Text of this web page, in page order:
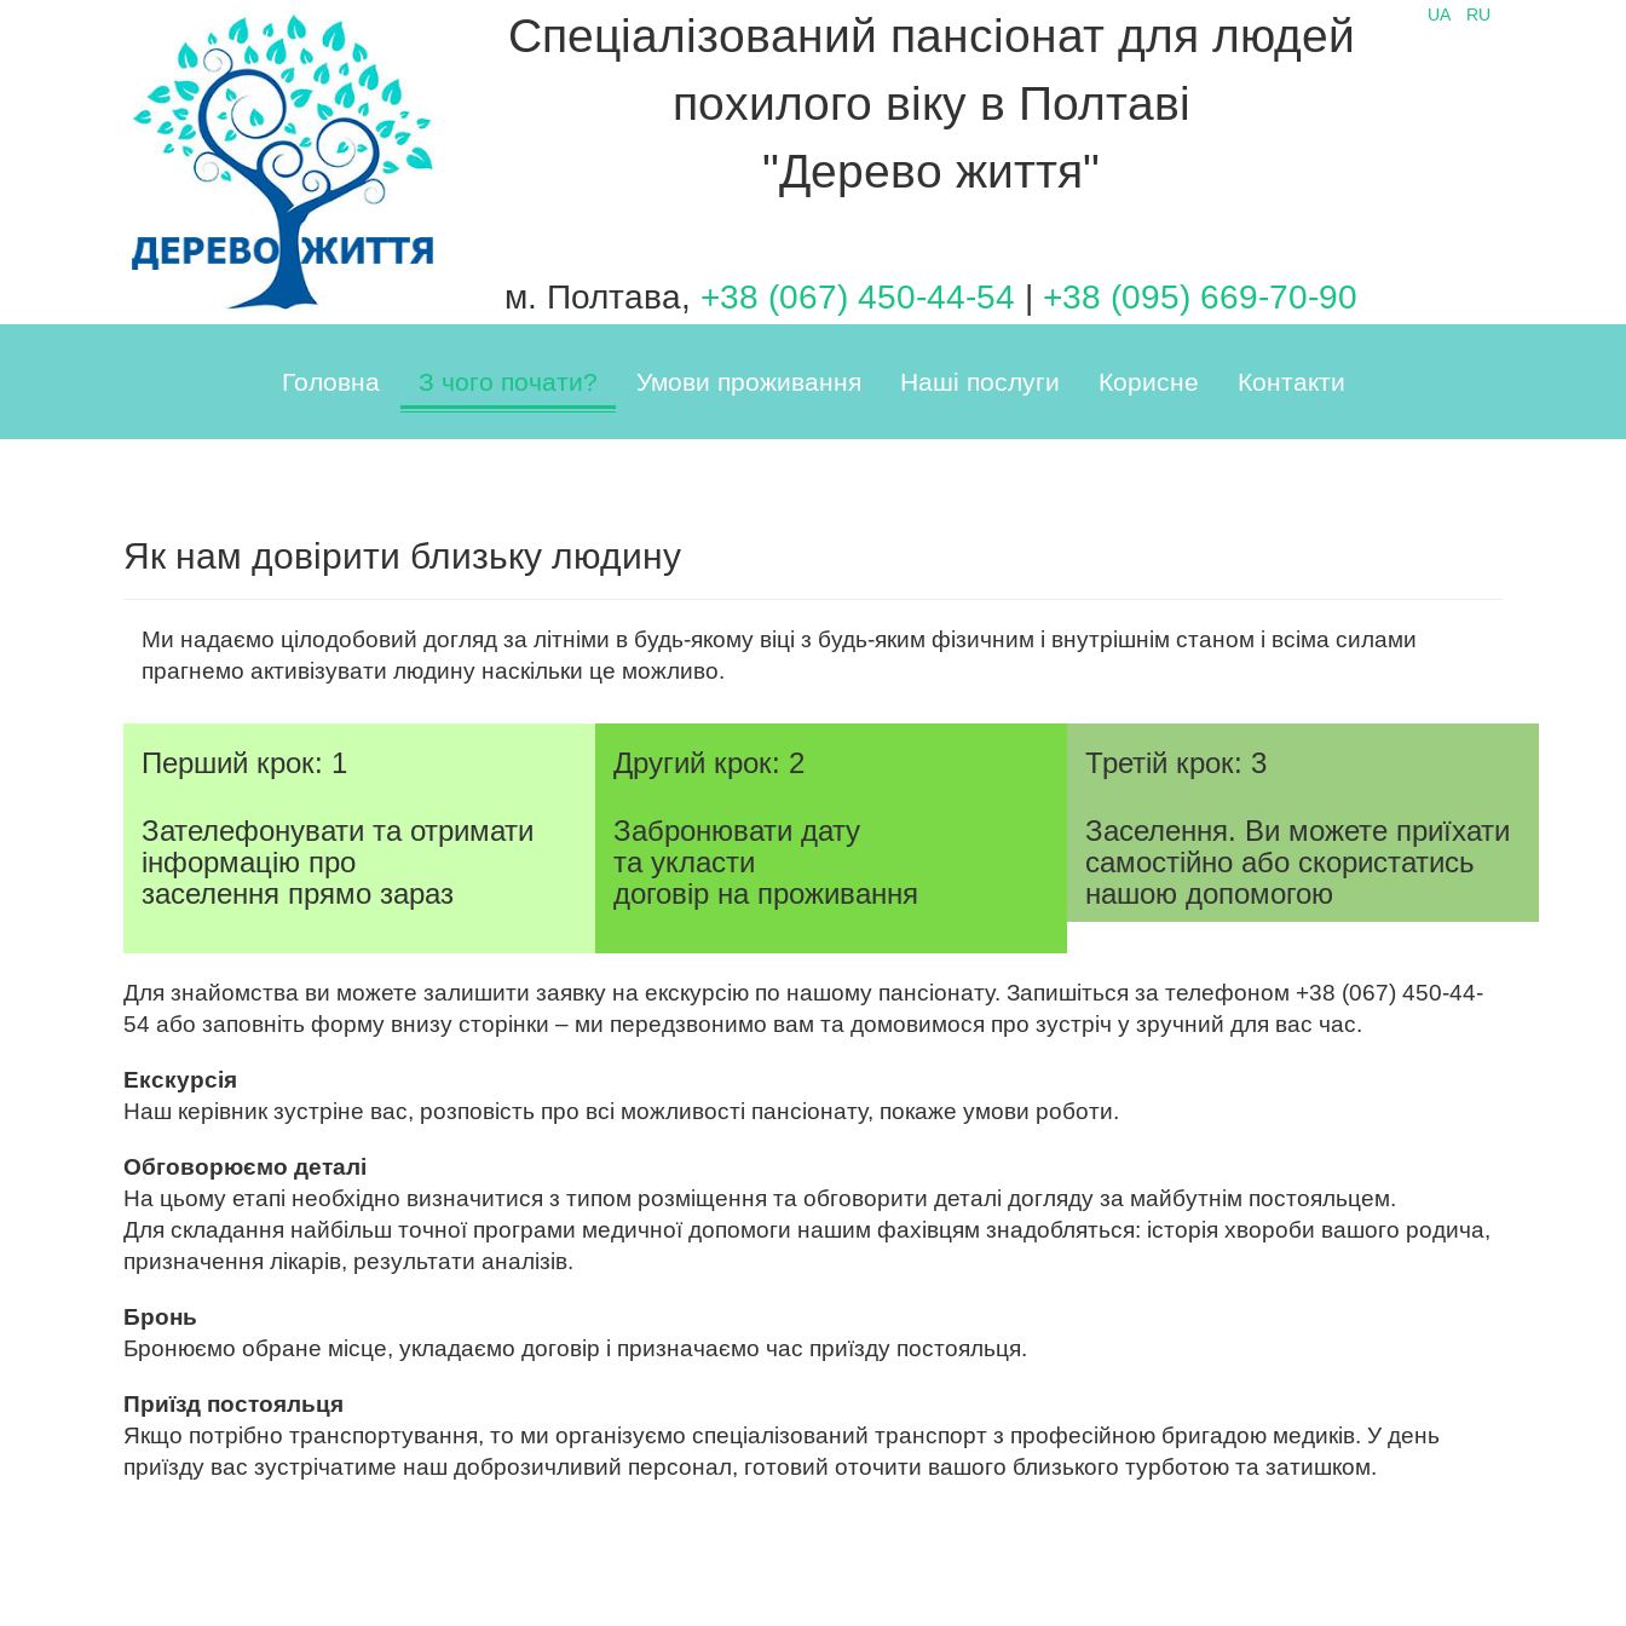
Спеціалізований пансіонат для людей
похилого віку в Полтаві
"Дерево життя"
м. Полтава, +38 (067) 450-44-54 | +38 (095) 669-70-90
UA RU
Головна З чого почати? Умови проживання Наші послуги Корисне Контакти
Як нам довірити близьку людину
Ми надаємо цілодобовий догляд за літніми в будь-якому віці з будь-яким фізичним і внутрішнім станом і всіма силами
прагнемо активізувати людину наскільки це можливо.
Перший крок: 1
Зателефонувати та отримати
інформацію про
заселення прямо зараз
Другий крок: 2
Забронювати дату
та укласти
договір на проживання
Третій крок: 3
Заселення. Ви можете приїхати
самостійно або скористатись
нашою допомогою
Для знайомства ви можете залишити заявку на екскурсію по нашому пансіонату. Запишіться за телефоном +38 (067) 450-44-
54 або заповніть форму внизу сторінки – ми передзвонимо вам та домовимося про зустріч у зручний для вас час.
Екскурсія
Наш керівник зустріне вас, розповість про всі можливості пансіонату, покаже умови роботи.
Обговорюємо деталі
На цьому етапі необхідно визначитися з типом розміщення та обговорити деталі догляду за майбутнім постояльцем.
Для складання найбільш точної програми медичної допомоги нашим фахівцям знадобляться: історія хвороби вашого родича,
призначення лікарів, результати аналізів.
Бронь
Бронюємо обране місце, укладаємо договір і призначаємо час приїзду постояльця.
Приїзд постояльця
Якщо потрібно транспортування, то ми організуємо спеціалізований транспорт з професійною бригадою медиків. У день
приїзду вас зустрічатиме наш доброзичливий персонал, готовий оточити вашого близького турботою та затишком.